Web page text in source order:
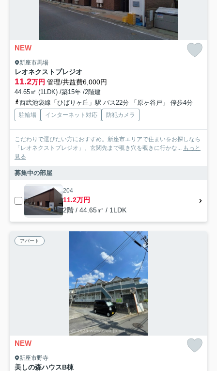
NEW
新座市馬場
レオネクストプレジオ
11.2万円 管理/共益費6,000円
44.65㎡ (1LDK) /築15年 /2階建
西武池袋線「ひばりヶ丘」駅 バス22分 「原ヶ谷戸」 停歩4分
駐輪場 インターネット対応 防犯カメラ
こだわりで選びたい方におすすめ。新座市エリアで住まいをお探しなら
「レオネクストプレジオ」。玄関先まで覗き穴を覗きに行かな... もっと
見る
募集中の部屋
204
11.2万円
2階 / 44.65㎡ / 1LDK
アパート
NEW
新座市野寺
美しの森ハウスB棟